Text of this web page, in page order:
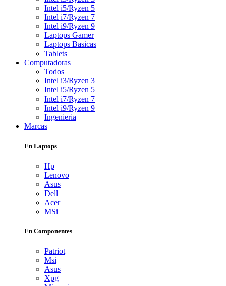
Intel i5/Ryzen 5
Intel i7/Ryzen 7
Intel i9/Ryzen 9
Laptops Gamer
Laptops Basicas
Tablets
Computadoras
Todos
Intel i3/Ryzen 3
Intel i5/Ryzen 5
Intel i7/Ryzen 7
Intel i9/Ryzen 9
Ingenieria
Marcas
En Laptops
Hp
Lenovo
Asus
Dell
Acer
MSi
En Componentes
Patriot
Msi
Asus
Xpg